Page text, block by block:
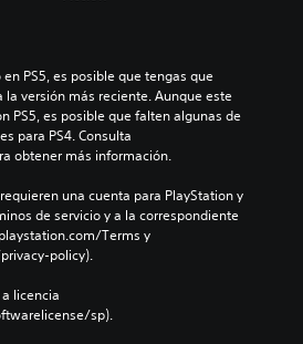
PS5, es posible que tengas que
versión más reciente. Aunque este
PS5, es posible que falten algunas de
para PS4. Consulta
obtener más información.
una cuenta para PlayStation y
de servicio y a la correspondiente
Terms y
policy).
licencia
sp).